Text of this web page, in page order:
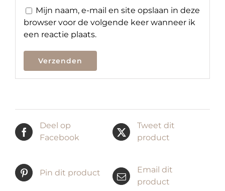
Mijn naam, e-mail en site opslaan in deze
browser voor de volgende keer wanneer ik
een reactie plaats.
Deel op
Facebook
Tweet dit
product
Pin dit product
Email dit
product